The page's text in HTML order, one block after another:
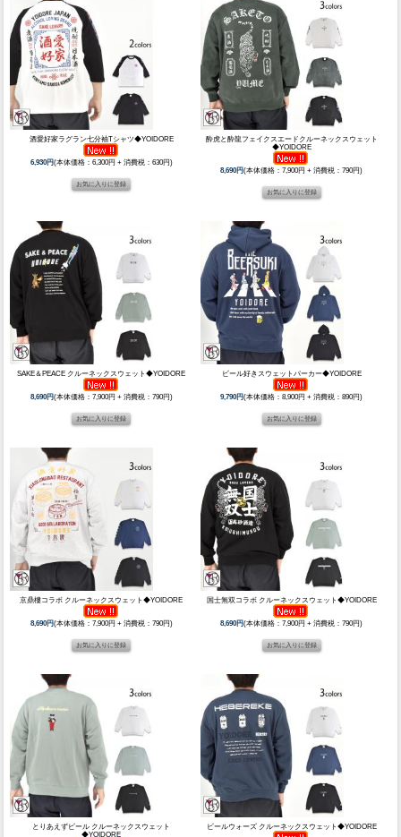
酒愛好家ラグラン七分袖Tシャツ◆YOIDORE
6,930円(本体価格：6,300円 + 消費税：630円)
酔虎と酔龍フェイクスエードクルーネックスウェット
◆YOIDORE
8,690円(本体価格：7,900円 + 消費税：790円)
SAKE＆PEACE クルーネックスウェット◆YOIDORE
8,690円(本体価格：7,900円 + 消費税：790円)
ビール好きスウェットパーカー◆YOIDORE
9,790円(本体価格：8,900円 + 消費税：890円)
京鼎樓コラボ クルーネックスウェット◆YOIDORE
8,690円(本体価格：7,900円 + 消費税：790円)
国士無双コラボ クルーネックスウェット◆YOIDORE
8,690円(本体価格：7,900円 + 消費税：790円)
とりあえずビール クルーネックスウェット
◆YOIDORE
ビールウォーズ クルーネックスウェット◆YOIDORE